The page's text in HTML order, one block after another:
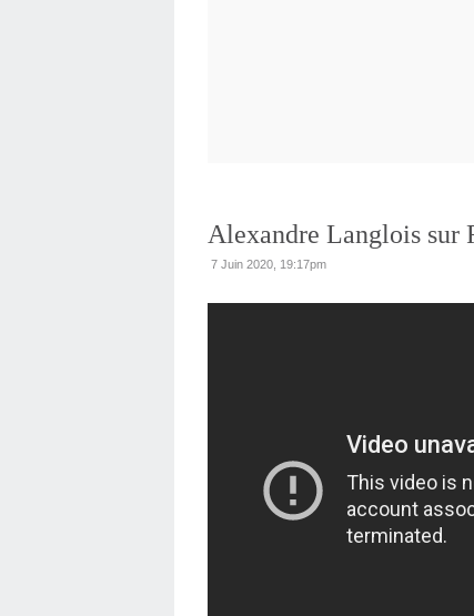
Alexandre Langlois sur
7 Juin 2020, 19:17pm